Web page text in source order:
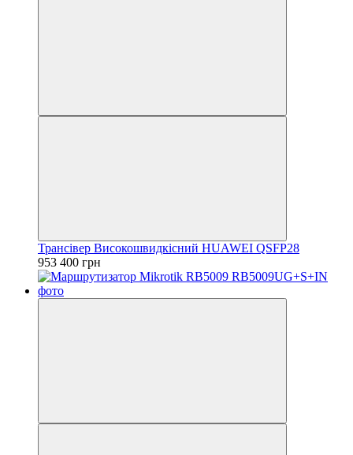
Трансівер Високошвидкісний HUAWEI QSFP28
953 400 грн